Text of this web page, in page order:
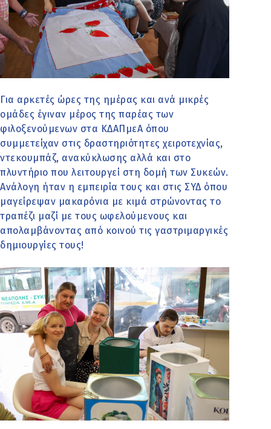
Για αρκετές ώρες της ημέρας και ανά μικρές
ομάδες έγιναν μέρος της παρέας των
φιλοξενούμενων στα ΚΔΑΠμεΑ όπου
συμμετείχαν στις δραστηριότητες χειροτεχνίας,
ντεκουμπάζ, ανακύκλωσης αλλά και στο
πλυντήριο που λειτουργεί στη δομή των Συκεών.
Ανάλογη ήταν η εμπειρία τους και στις ΣΥΔ όπου
μαγείρεψαν μακαρόνια με κιμά στρώνοντας το
τραπέζι μαζί με τους ωφελούμενους και
απολαμβάνοντας από κοινού τις γαστριμαργικές
δημιουργίες τους!